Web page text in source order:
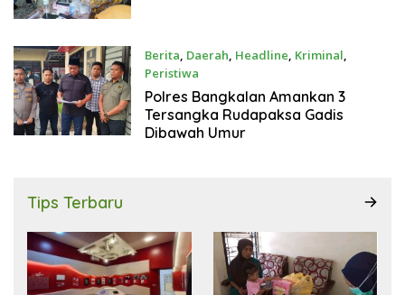
Berita, Daerah, Headline, Kriminal,
Peristiwa
Juli 21, 2026
Polres Bangkalan Amankan 3
Tersangka Rudapaksa Gadis
Dibawah Umur
Tips Terbaru